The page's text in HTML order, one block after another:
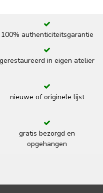
100% authenticiteitsgarantie
gerestaureerd in eigen atelier
nieuwe of originele lijst
gratis bezorgd en
opgehangen